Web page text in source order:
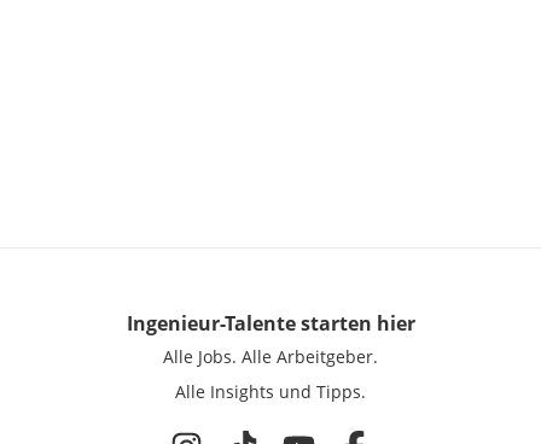
Ingenieur-Talentestarten hier
Alle Jobs. Alle Arbeitgeber.
Alle Insights und Tipps.